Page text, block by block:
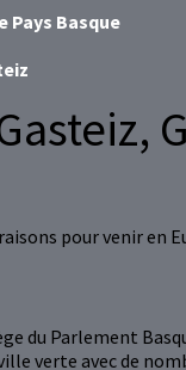
Pays Basque
raisons pour venir en
du Parlement
verte avec de